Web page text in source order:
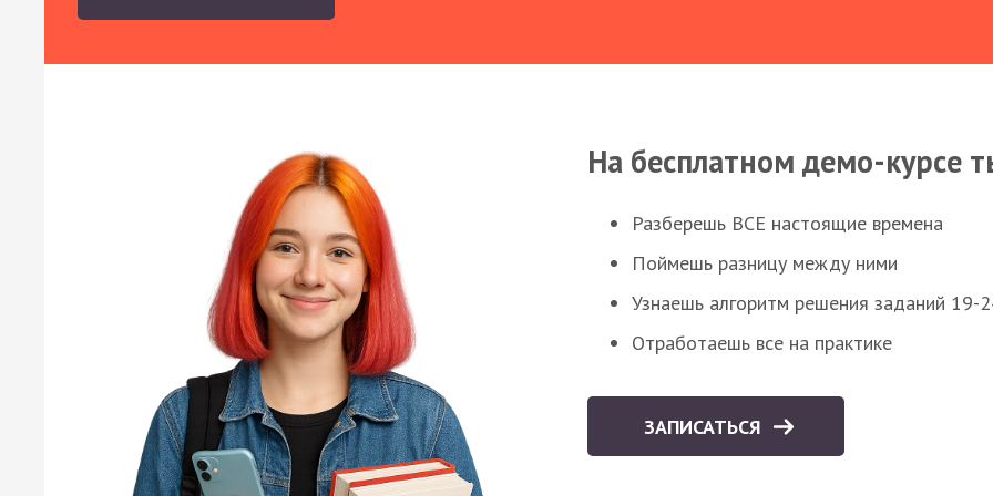
На бесплатном демо-курсе
Разберешь ВСЕ настоящие времена
Поймешь разницу между ними
Узнаешь алгоритм решения заданий 19-
Отработаешь все на практике
ЗАПИСАТЬСЯ